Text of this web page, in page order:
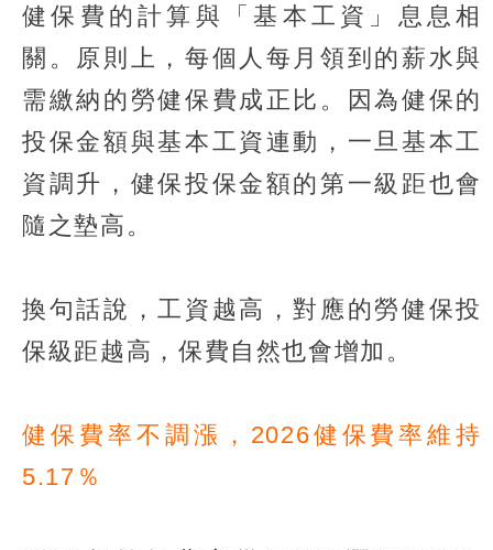
健保費的計算與「基本工資」息息相
關。原則上，每個人每月領到的薪水與
需繳納的勞健保費成正比。因為健保的
投保金額與基本工資連動，一旦基本工
資調升，健保投保金額的第一級距也會
隨之墊高。
換句話說，工資越高，對應的勞健保投
保級距越高，保費自然也會增加。
健保費率不調漲，2026健保費率維持
5.17％